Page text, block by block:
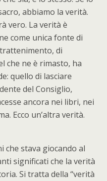
abbiamo la verità.
vero. La verità è
come unica fonte di
di
che ne è rimasto, ha
quello di lasciare
del Consiglio,
ancora nei libri, nei
Ecco un’altra verità.
che stava giocando al
significati che la verità
Si tratta della “verità